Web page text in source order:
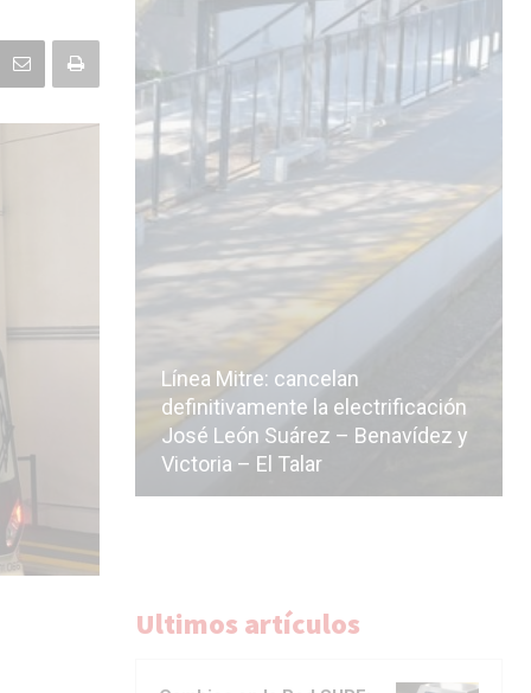
de la
Línea Mitre: cancelan
definitivamente la electrificación
José León Suárez – Benavídez y
Victoria – El Talar
Ultimos artículos